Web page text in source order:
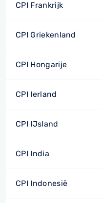
CPI Frankrijk
CPI Griekenland
CPI Hongarije
CPI Ierland
CPI IJsland
CPI India
CPI Indonesië